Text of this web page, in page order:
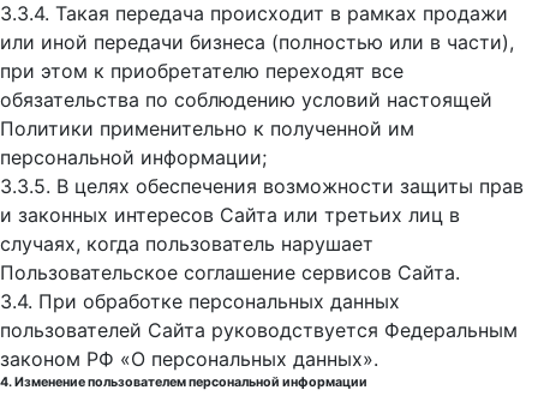
3.3.4. Такая передача происходит в рамках продажи
или иной передачи бизнеса (полностью или в части),
при этом к приобретателю переходят все
обязательства по соблюдению условий настоящей
Политики применительно к полученной им
персональной информации;
3.3.5. В целях обеспечения возможности защиты прав
и законных интересов Сайта или третьих лиц в
случаях, когда пользователь нарушает
Пользовательское соглашение сервисов Сайта.
3.4. При обработке персональных данных
пользователей Сайта руководствуется Федеральным
законом РФ «О персональных данных».
4. Изменение пользователем персональной информации